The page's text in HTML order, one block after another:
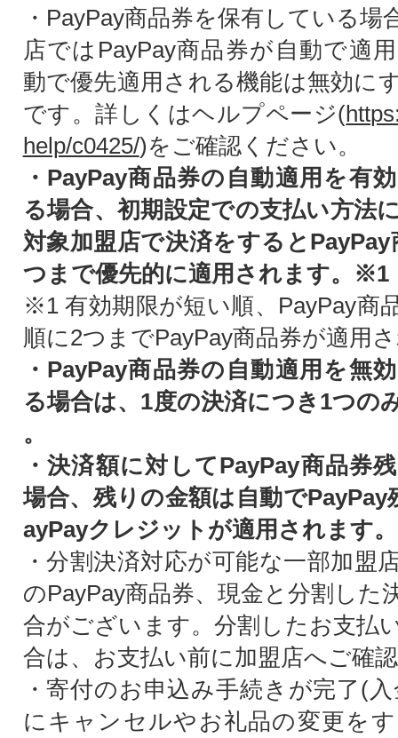
・PayPay商品券を保有している場
店ではPayPay商品券が自動で適
動で優先適用される機能は無効に
です。詳しくはヘルプページ(
help/c0425/)をご確認ください。
・PayPay商品券の自動適用を有
る場合、初期設定での支払い方法
対象加盟店で決済をすると
つまで優先的に適用されます。※1
※1 有効期限が短い順、PayPay商
順に2つまでPayPay商品券が適用
・PayPay商品券の自動適用を無
る場合は、1度の決済につき1つの
。
・決済額に対してPayPay商品券
場合、残りの金額は自動でPayPay
ayPayクレジットが適用されます。
・分割決済対応が可能な一部加盟
のPayPay商品券、現金と分割した
合がございます。分割したお支払
合は、お支払い前に加盟店へご確
・寄付のお申込み手続きが完了(
にキャンセルやお礼品の変更を